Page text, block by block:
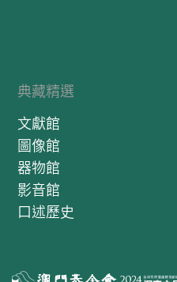
典藏精選
文獻館
圖像館
器物館
影音館
口述歷史